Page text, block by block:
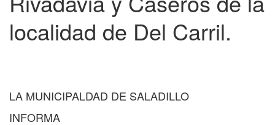
localidad de Del Carril.
LA MUNICIPALDAD DE SALADILLO
INFORMA